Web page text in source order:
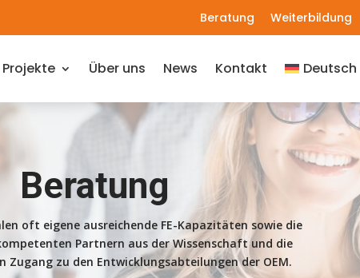
Beratung Weiterbildung
Projekte Über uns News Kontakt Deutsch
Beratung
oft eigene ausreichende FE-Kapazitäten sowie die
Partnern aus der Wissenschaft und die
Zugang zu den Entwicklungsabteilungen der OEM.